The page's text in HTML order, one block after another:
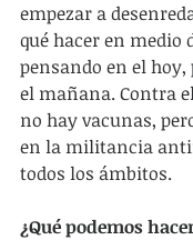
empezar a
qué hacer en medio
pensando en el
el mañana. Contra
no hay vacunas,
en la militancia
todos los ámbitos.
¿Qué podemos